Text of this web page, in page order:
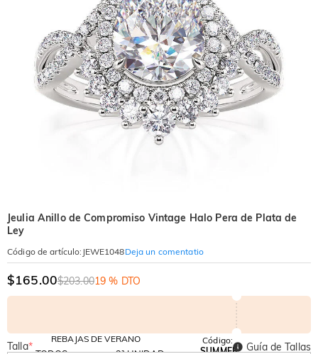
Jeulia Anillo de Compromiso Vintage Halo Pera de Plata de
Ley
Código de artículo: JEWE1048Deja un comentatio
$165.00$203.0019 % DTO
REBAJAS DE VERANO
Código:
SUMMER
Talla*
Guía de Tallas